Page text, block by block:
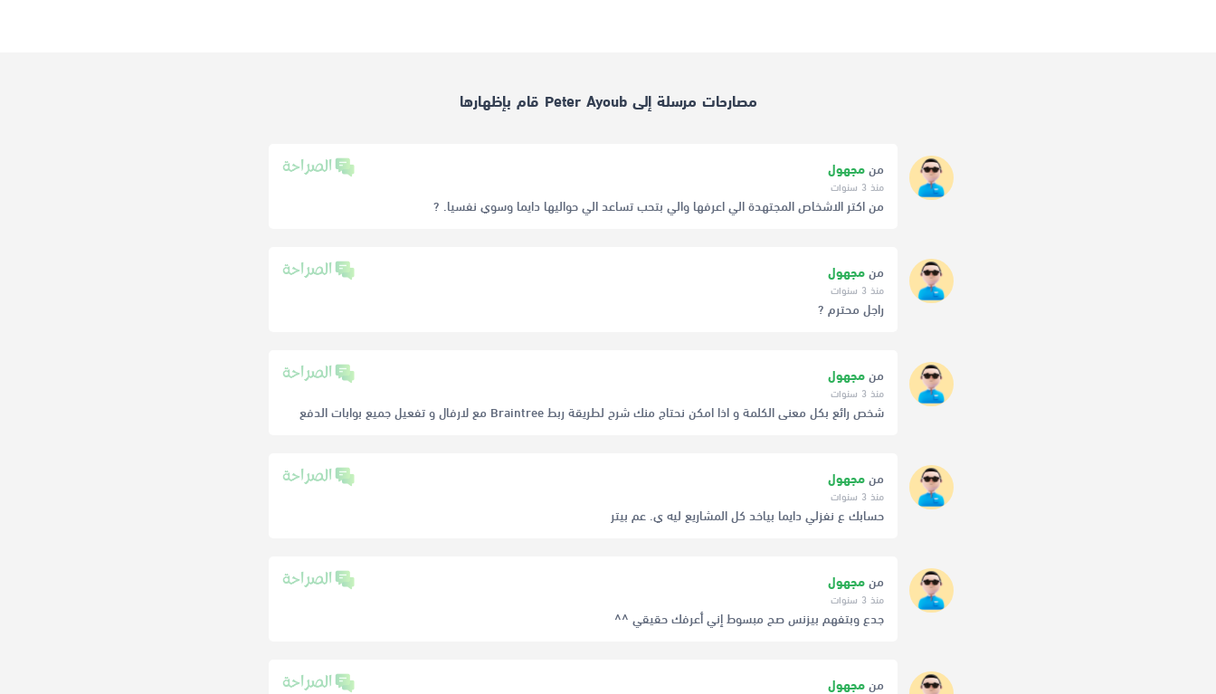
مصارحات مرسلة إلى Peter Ayoub قام بإظهارها
من مجهول
منذ 3 سنوات
من اكتر الاشخاص المجتهدة الي اعرفها والي بتحب تساعد الي حواليها دايما وسوي نفسيا. ?
من مجهول
منذ 3 سنوات
راجل محترم ?
من مجهول
منذ 3 سنوات
شخص رائع بكل معنى الكلمة و اذا امكن نحتاج منك شرح لطريقة ربط Braintree مع لارفال و تفعيل جميع بوابات الدفع
من مجهول
منذ 3 سنوات
حسابك ع نفزلي دايما بياخد كل المشاريع ليه ي. عم بيتر
من مجهول
منذ 3 سنوات
جدع وبتفهم بيزنس صح مبسوط إني أعرفك حقيقي ^^
من مجهول